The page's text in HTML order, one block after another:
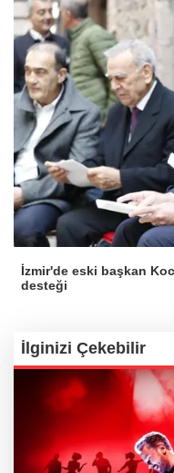
İzmir'de eski başkan
desteği
İlginizi Çekebilir